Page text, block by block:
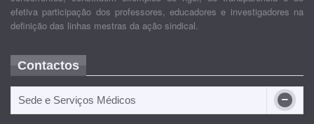
efetiva participação dos professores, educadores e investigadores na
definição das linhas mestras da ação sindical.
Contactos
Sede e Serviços Médicos